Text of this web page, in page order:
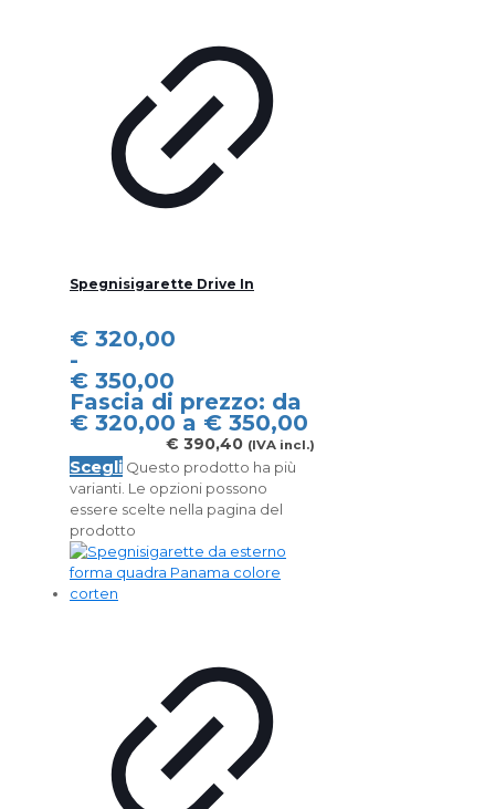
Spegnisigarette Drive In
€ 320,00
-
€ 350,00
Fascia di prezzo: da
€ 320,00 a € 350,00
€ 390,40 (IVA incl.)
Scegli Questo prodotto ha più
varianti. Le opzioni possono
essere scelte nella pagina del
prodotto